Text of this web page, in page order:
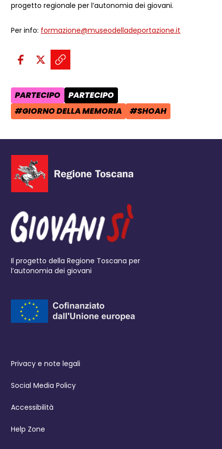
progetto regionale per l’autonomia dei giovani.
Per info: formazione@museodelladeportazione.it
Condividi sui social:
Condividi su Facebook - apre
Condividi su X - apre una
Copia il link e condividi -
AREA TEMATICA:
PARTECIPO CATEGORIA POST:
PARTECIPO
TAG:
#GIORNO DELLA MEMORIA TAG:
#SHOAH
Il progetto della Regione Toscana per
l’autonomia dei giovani
Privacy e note legali
Social Media Policy
Accessibilità
Help Zone